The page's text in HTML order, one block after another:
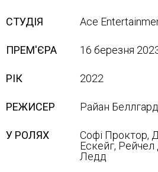
СТУДІЯ Ace
ПРЕМ'ЄРА 16 березня
РІК 2022
РЕЖИСЕР Райан
У РОЛЯХ
Софі Проктор,
Ескейг,
Ледд